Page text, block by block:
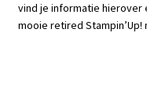
vind je informatie hierover
mooie retired Stampin’Up!